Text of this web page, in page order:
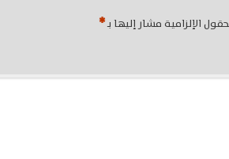
الإلزامية مشار إليها بـ*